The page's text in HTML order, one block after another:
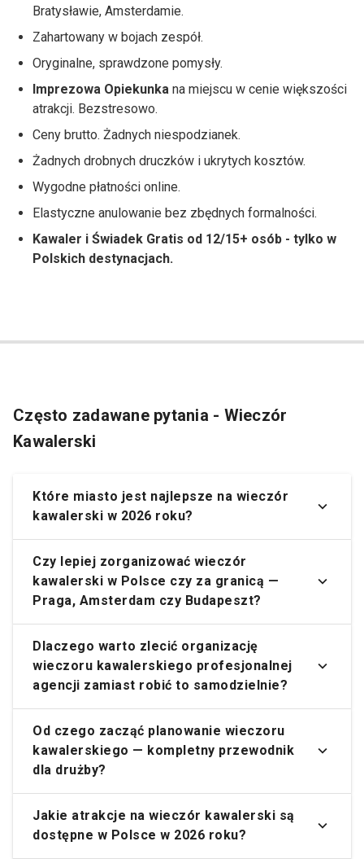
Bratysławie, Amsterdamie.
Zahartowany w bojach zespół.
Oryginalne, sprawdzone pomysły.
Imprezowa Opiekunka na miejscu w cenie większości
atrakcji. Bezstresowo.
Ceny brutto. Żadnych niespodzianek.
Żadnych drobnych druczków i ukrytych kosztów.
Wygodne płatności online.
Elastyczne anulowanie bez zbędnych formalności.
Kawaler i Świadek Gratis od 12/15+ osób - tylko w
Polskich destynacjach.
Często zadawane pytania - Wieczór
Kawalerski
Które miasto jest najlepsze na wieczór
kawalerski w 2026 roku?
Czy lepiej zorganizować wieczór
kawalerski w Polsce czy za granicą —
Praga, Amsterdam czy Budapeszt?
Dlaczego warto zlecić organizację
wieczoru kawalerskiego profesjonalnej
agencji zamiast robić to samodzielnie?
Od czego zacząć planowanie wieczoru
kawalerskiego — kompletny przewodnik
dla drużby?
Jakie atrakcje na wieczór kawalerski są
dostępne w Polsce w 2026 roku?